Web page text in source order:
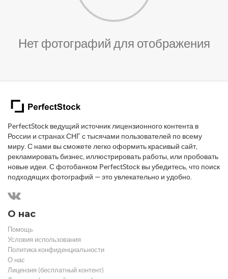
Нет фотографий для отображения
PerfectStock ведущий источник лицензионного контента в
России и странах СНГ с тысячами пользователей по всему
миру. С нами вы сможете легко оформить красивый сайт,
рекламировать бизнес, иллюстрировать работы, или пробовать
новые идеи. С фотобанком PerfectStock вы убедитесь, что поиск
подходящих фотографий — это увлекательно и удобно.
О нас
Помощь
Условия использования
Политика конфиденциальности
О нас
Лицензия (бесплатный контент)